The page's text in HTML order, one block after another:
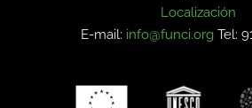
Localización
E-mail: info@funci.org Tel: